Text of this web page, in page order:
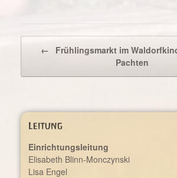
←
Frühlingsmarkt im
Pachten
Leitung
Einrichtungsleitung
Elisabeth Blinn-Monczynski
Lisa Engel